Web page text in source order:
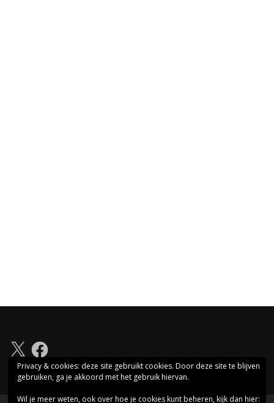
X Facebook
Privacy & cookies: deze site gebruikt cookies. Door deze site te blijven
gebruiken, ga je akkoord met het gebruik hiervan.
Wil je meer weten, ook over hoe je cookies kunt beheren, kijk dan hier: